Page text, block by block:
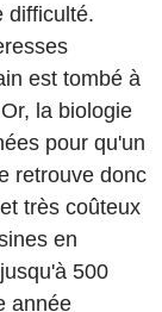
difficulté.
est tombé à
la biologie
pour qu'un
retrouve donc
très coûteux
en
500
année